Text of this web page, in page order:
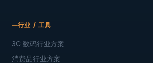
行业 / 工具
3C 数码行业方案
消费品行业方案